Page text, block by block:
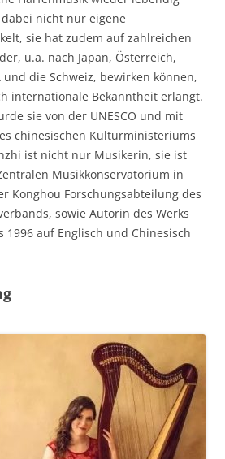
nicht nur eigene
sie hat zudem auf zahlreichen
u.a. nach Japan, Österreich,
und die Schweiz, bewirken können,
internationale Bekanntheit erlangt.
sie von der UNESCO und mit
chinesischen Kulturministeriums
ist nicht nur Musikerin, sie ist
Musikkonservatorium in
Konghou Forschungsabteilung des
sowie Autorin des Werks
1996 auf Englisch und Chinesisch